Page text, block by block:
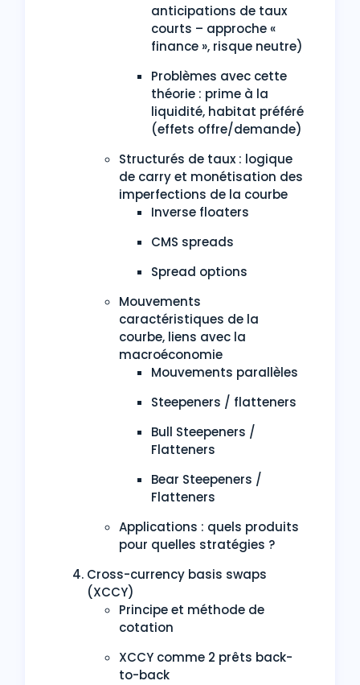
anticipations de taux
courts – approche «
finance », risque neutre)
Problèmes avec cette
théorie : prime à la
liquidité, habitat préféré
(effets offre/demande)
Structurés de taux : logique
de carry et monétisation des
imperfections de la courbe
Inverse floaters
CMS spreads
Spread options
Mouvements
caractéristiques de la
courbe, liens avec la
macroéconomie
Mouvements parallèles
Steepeners / flatteners
Bull Steepeners /
Flatteners
Bear Steepeners /
Flatteners
Applications : quels produits
pour quelles stratégies ?
Cross-currency basis swaps
(XCCY)
Principe et méthode de
cotation
XCCY comme 2 prêts back-
to-back